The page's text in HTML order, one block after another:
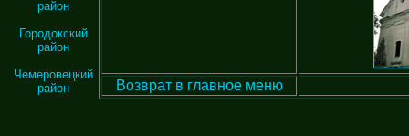
район
Городокский
район
Чемеровецкий
район
Возврат в главное меню